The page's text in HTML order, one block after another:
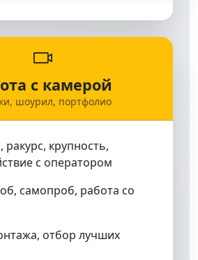
с камерой
шоурил, портфолио
ракурс, крупность,
с оператором
самопроб, работа со
отбор лучших